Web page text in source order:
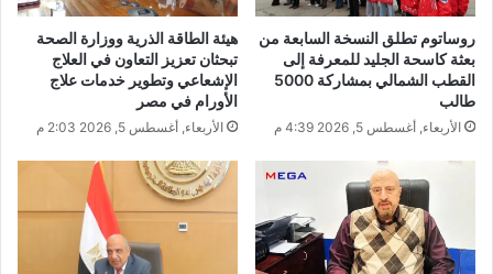
روساتوم تطلق النسخة السابعة من
بعثة كاسحة الجليد للمعرفة إلى
القطب الشمالي بمشاركة 5000
طالب
الأربعاء, أغسطس 5, 2026 4:39 م
هيئة الطاقة الذرية ووزارة الصحة
تبحثان تعزيز التعاون في العلاج
الإشعاعي وتطوير خدمات علاج
الأورام في مصر
الأربعاء, أغسطس 5, 2026 2:03 م